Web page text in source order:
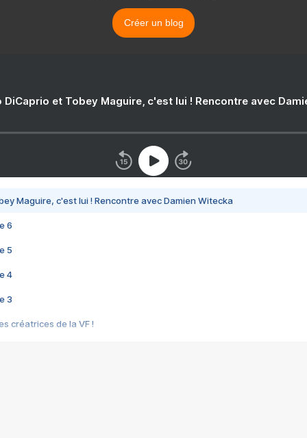
Créer un blog
DiCaprio et Tobey Maguire, c'est lui ! Rencontre avec
Maguire, c'est lui ! Rencontre avec Damien Witecka
6
5
4
3
créatrices de la VF !